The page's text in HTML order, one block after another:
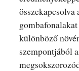
összekapcsolva
különböző
szempontjából